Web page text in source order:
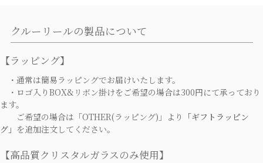
クルーリールの製品について
【ラッピング】
・通常は簡易ラッピングでお届けいたします。
・ロゴ入りBOX&リボン掛けをご希望の場合は300円にて承っており
ます。
ご希望の場合は「OTHER(ラッピング)」より
「ギフトラッピン
グ」 を追加注文してください。
【高品質クリスタルガラスのみ使用】